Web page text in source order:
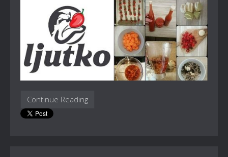
Continue Reading